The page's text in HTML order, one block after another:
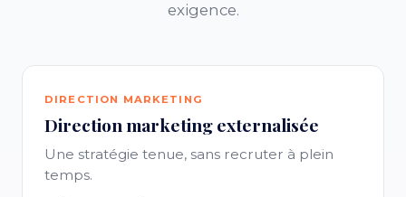
exigence.
DIRECTION MARKETING
Direction marketing externalisée
Une stratégie tenue, sans recruter à plein
temps.